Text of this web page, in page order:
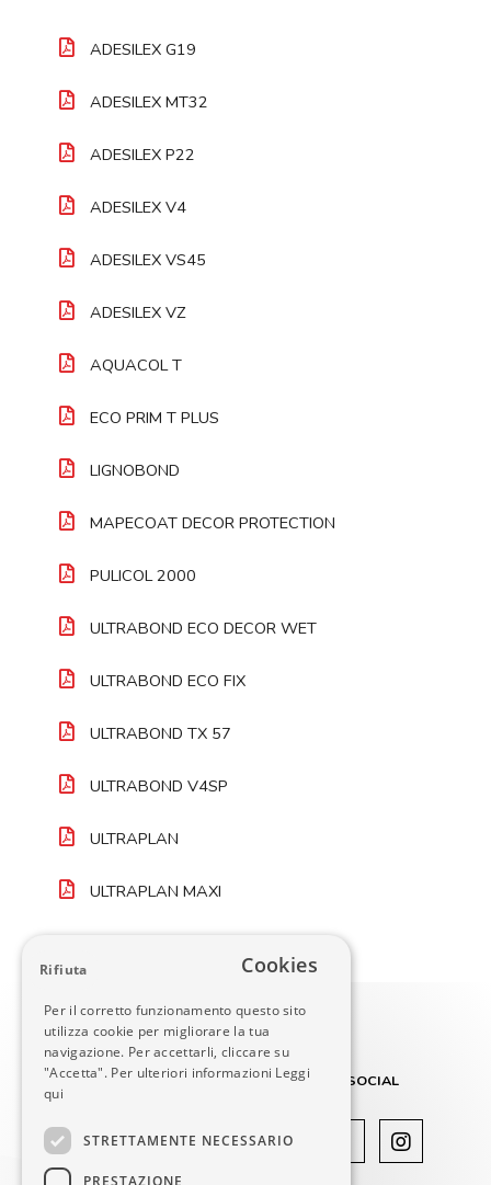
ADESILEX G19
ADESILEX MT32
ADESILEX P22
ADESILEX V4
ADESILEX VS45
ADESILEX VZ
AQUACOL T
ECO PRIM T PLUS
LIGNOBOND
MAPECOAT DECOR PROTECTION
PULICOL 2000
ULTRABOND ECO DECOR WET
ULTRABOND ECO FIX
ULTRABOND TX 57
ULTRABOND V4SP
ULTRAPLAN
ULTRAPLAN MAXI
Via Vaccarezza 12
SOCIAL
Cookies
Per il corretto funzionamento questo sito
utilizza cookie per migliorare la tua
navigazione. Per accettarli, cliccare su
"Accetta". Per ulteriori informazioni Leggi
qui
STRETTAMENTE NECESSARIO
PRESTAZIONE
Rifiuta